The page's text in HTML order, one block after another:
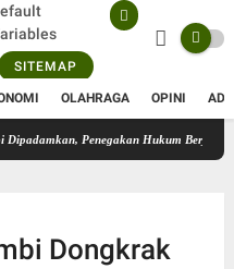
SITEMAP
OLAHRAGA OPINI
Gelam, Kapolres Muaro Jambi Turun
Dongkrak